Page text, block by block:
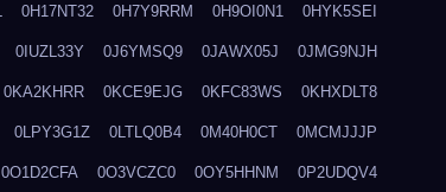
0H17NT32 0H7Y9RRM 0H9OI0N1 0HYK5SEI
0IUZL33Y 0J6YMSQ9 0JAWX05J 0JMG9NJH
0KA2KHRR 0KCE9EJG 0KFC83WS 0KHXDLT8
0LPY3G1Z 0LTLQ0B4 0M40H0CT 0MCMJJJP
0O1D2CFA 0O3VCZC0 0OY5HHNM 0P2UDQV4